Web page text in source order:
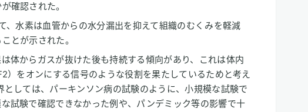
確認された。
、水素は血管からの水分漏出を抑えて組織のむくみを軽減
とが示された。
体からガスが抜けた後も持続する傾向があり、これは体内
）をオンにする信号のような役割を果たしているためと考え
としては、パーキンソン病の試験のように、小規模な試験で
試験で確認できなかった例や、パンデミック等の影響で十